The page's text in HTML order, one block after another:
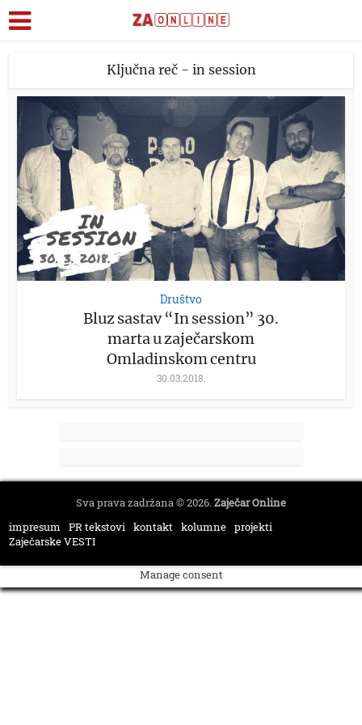
Ključna reč - in session
Društvo
Bluz sastav “In session” 30.
marta u zaječarskom
Omladinskom centru
30.03.2018.
Sva prava zadržana © 2026.Zaječar Online
impresum
PR tekstovi kontakt kolumne projekti
Zaječarske VESTI
Manage consent